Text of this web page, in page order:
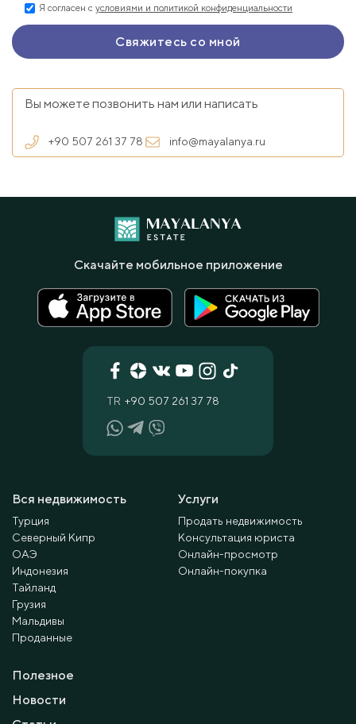
Я согласен с условиями и политикой конфиденциальности
Вы можете позвонить нам или написать
+90 507 261 37 78 info@mayalanya.ru
Вся недвижимость
Турция
Северный Кипр
ОАЭ
Индонезия
Тайланд
Грузия
Мальдивы
Проданные
Услуги
Продать недвижимость
Консультация юриста
Онлайн-просмотр
Онлайн-покупка
Полезное
Новости
TR +90 507 261 37 78
Скачайте мобильное приложение